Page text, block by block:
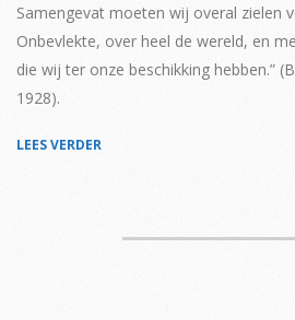
Samengevat moeten wij overal zielen
Onbevlekte, over heel de wereld, en
die wij ter onze beschikking hebben.”
1928).
LEES VERDER